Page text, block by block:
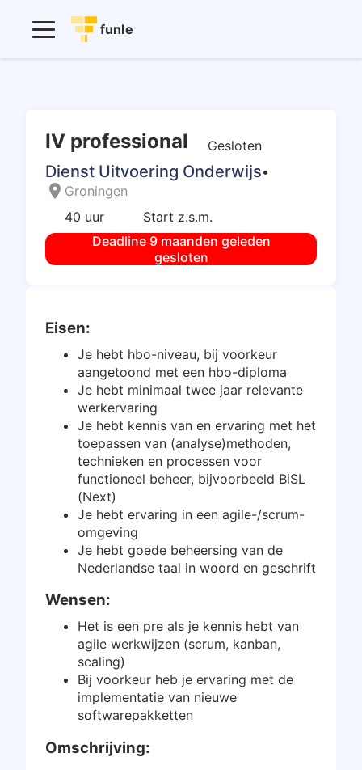
funle
Inloggen
Gratis starten
IV professional Gesloten
Dienst Uitvoering Onderwijs•
location_on Groningen
40 uur
Start z.s.m.
Deadline 9 maanden geleden
gesloten
Eisen:
Je hebt hbo-niveau, bij voorkeur
aangetoond met een hbo-diploma
Je hebt minimaal twee jaar relevante
werkervaring
Je hebt kennis van en ervaring met het
toepassen van (analyse)methoden,
technieken en processen voor
functioneel beheer, bijvoorbeeld BiSL
(Next)
Je hebt ervaring in een agile-/scrum-
omgeving
Je hebt goede beheersing van de
Nederlandse taal in woord en geschrift
Wensen:
Het is een pre als je kennis hebt van
agile werkwijzen (scrum, kanban,
scaling)
Bij voorkeur heb je ervaring met de
implementatie van nieuwe
softwarepakketten
Omschrijving: